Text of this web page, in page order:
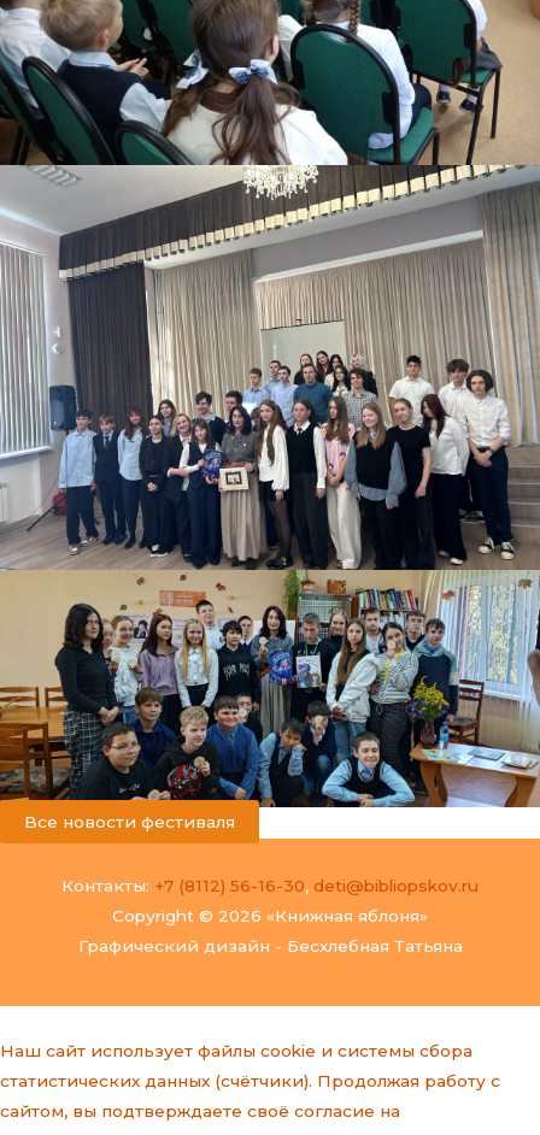
Все новости фестиваля
Контакты: +7 (8112) 56-16-30, deti@bibliopskov.ru
Copyright © 2026 «Книжная яблоня»
Графический дизайн - Бесхлебная Татьяна
Наш сайт использует файлы cookie и системы сбора
статистических данных (счётчики). Продолжая работу с
сайтом, вы подтверждаете своё согласие на